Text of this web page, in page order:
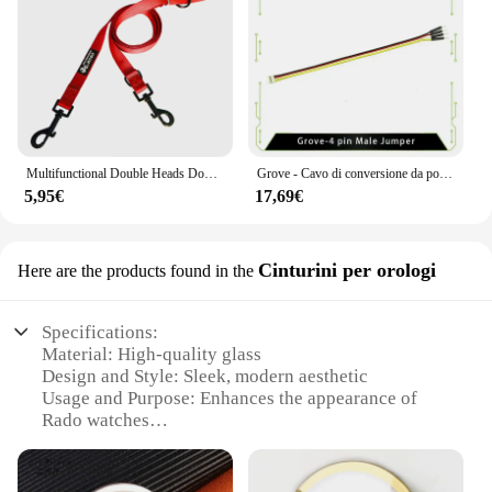
5,95€
Grove - Cavo di conversione da ponticello maschio a 4 pin Grove (5 pezzi per confezione)
17,69€
Here are the products found in the Cinturini per orologi
Specifications:
Material: High-quality glass
Design and Style: Sleek, modern aesthetic
Usage and Purpose: Enhances the appearance of
Rado watches
occasions
Shape or Size or Weight or Quantity: Compact and